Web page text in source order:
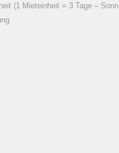
(1 Mieteinheit = 3 Tage –